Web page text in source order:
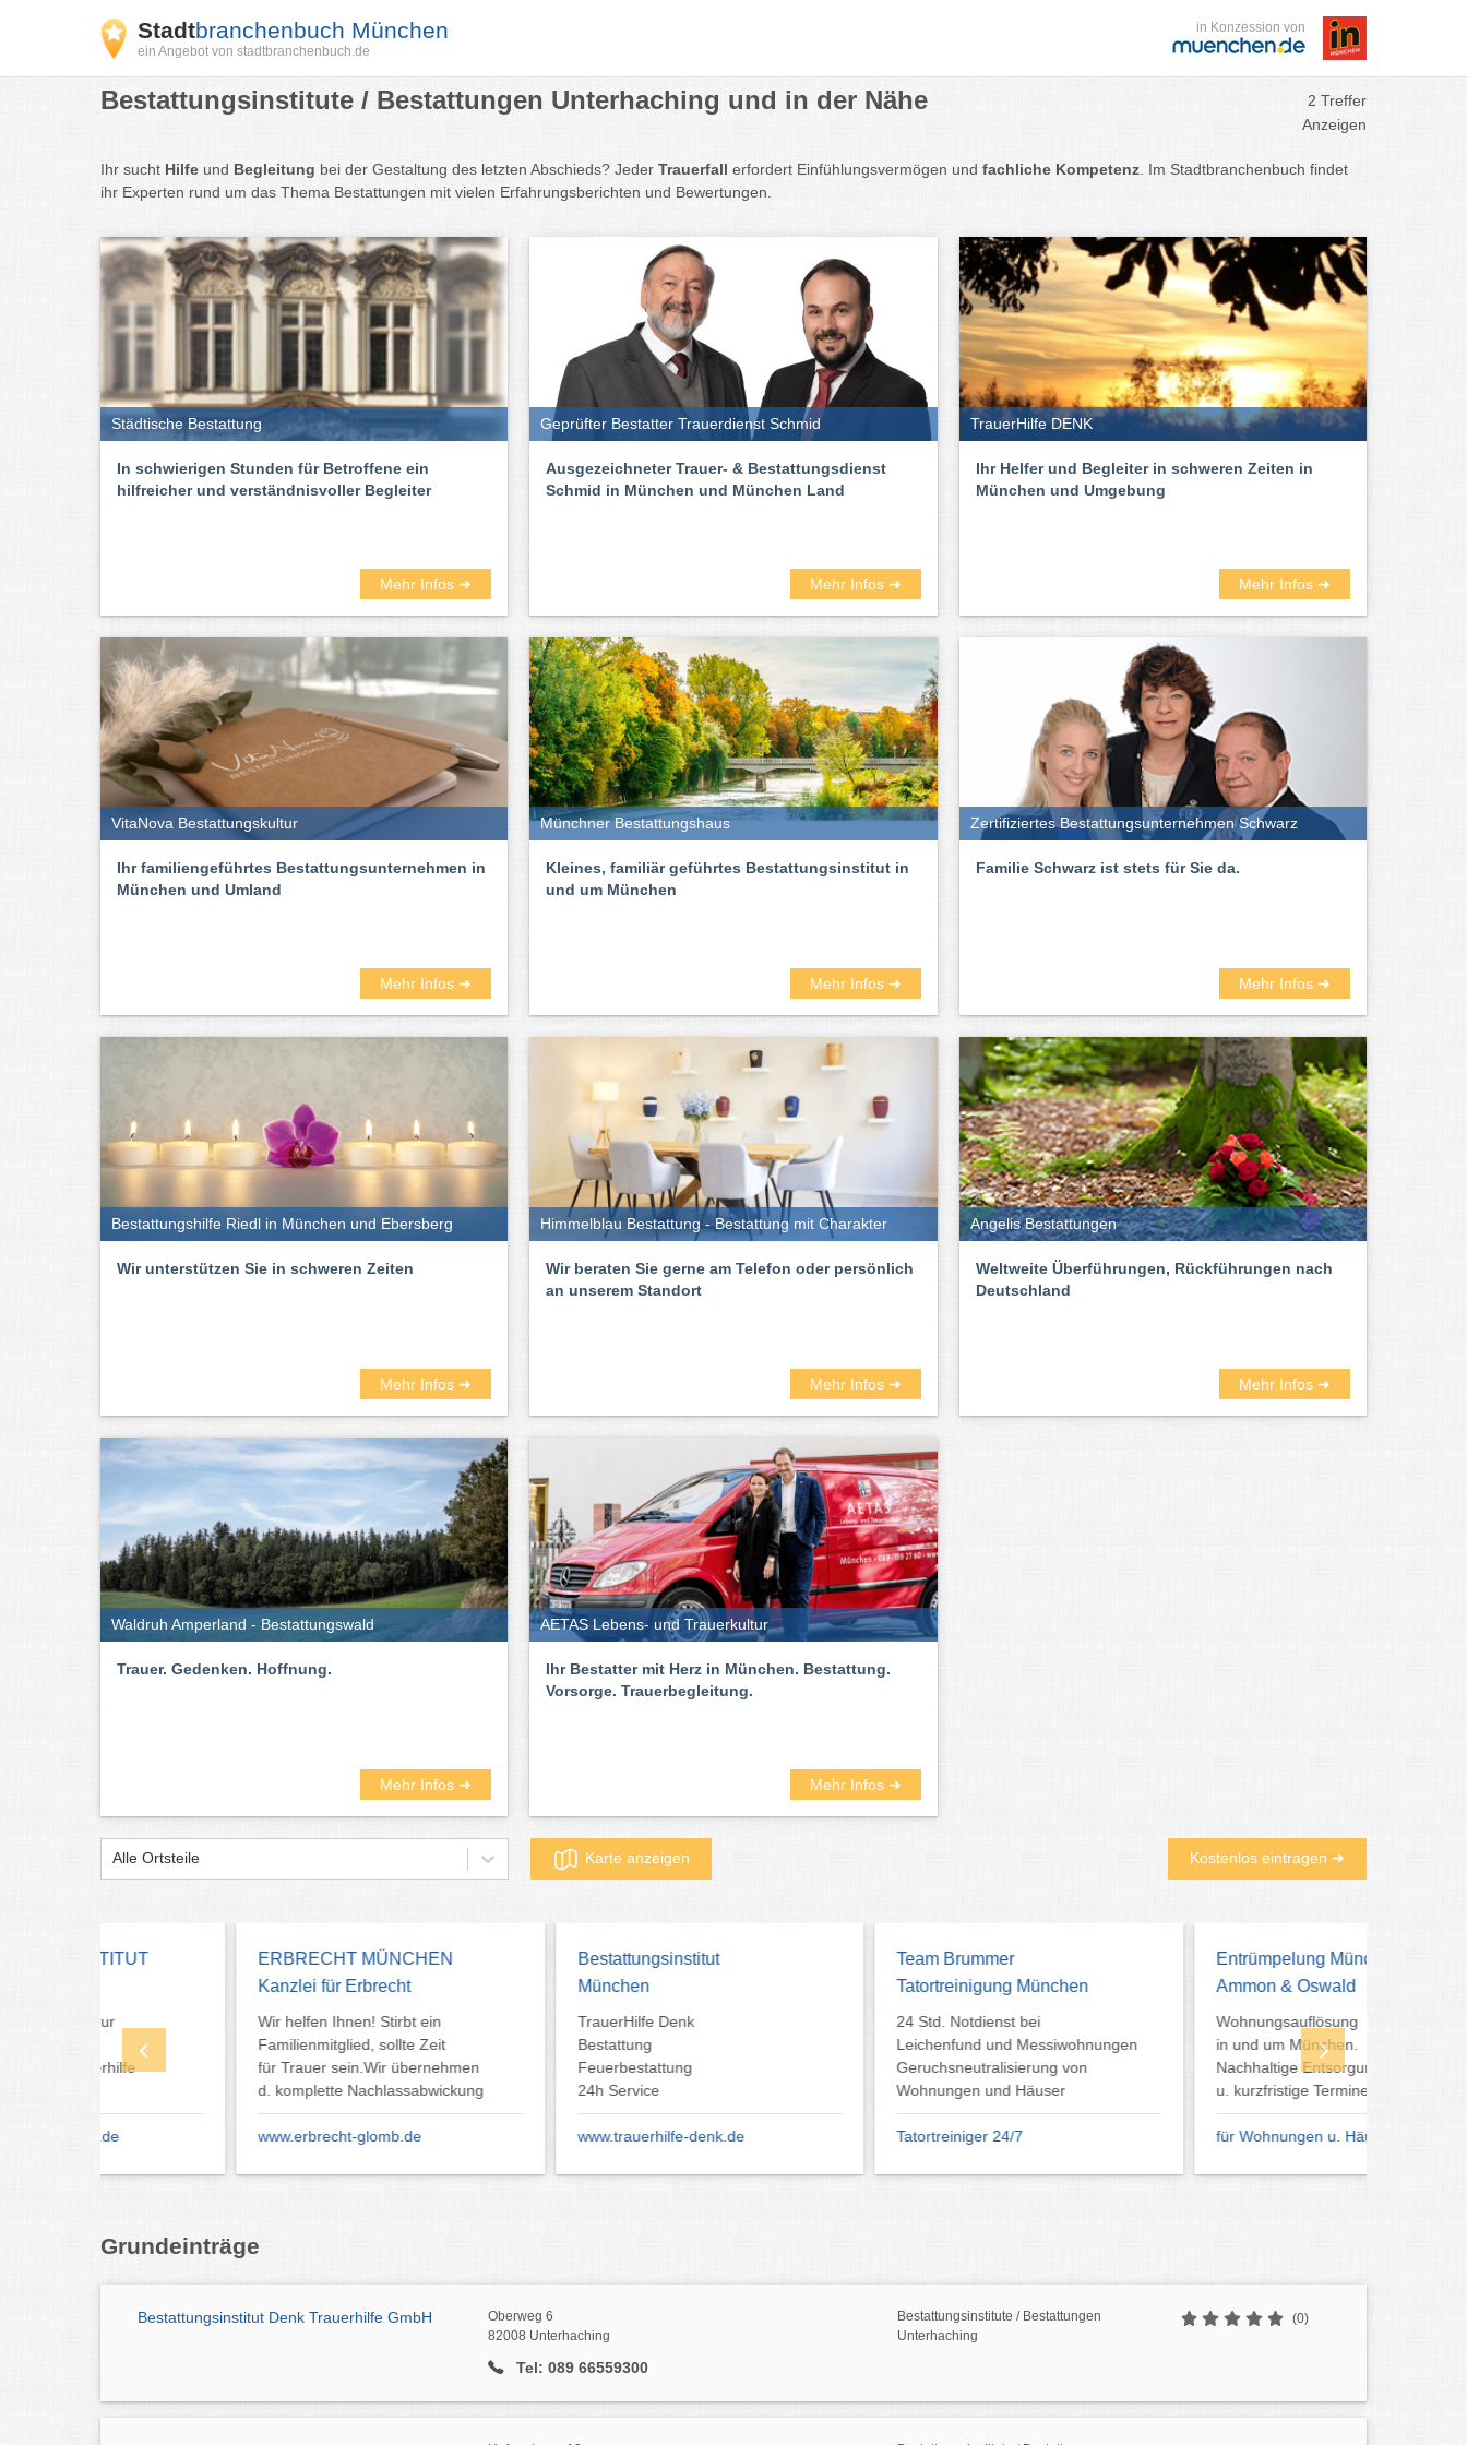
Stadtbranchenbuch München
ein Angebot von stadtbranchenbuch.de
in Konzession von
Bestattungsinstitute / Bestattungen Unterhaching und in der Nähe
2 Treffer
Anzeigen
Ihr sucht Hilfe und Begleitung bei der Gestaltung des letzten Abschieds? Jeder Trauerfall erfordert Einfühlungsvermögen und fachliche Kompetenz . Im Stadtbranchenbuch findet
ihr Experten rund um das Thema Bestattungen mit vielen Erfahrungsberichten und Bewertungen.
Städtische Bestattung
In schwierigen Stunden für Betroffene ein
hilfreicher und verständnisvoller Begleiter
Mehr Infos ➜
Geprüfter Bestatter Trauerdienst Schmid
Ausgezeichneter Trauer- & Bestattungsdienst
Schmid in München und München Land
Mehr Infos ➜
TrauerHilfe DENK
Ihr Helfer und Begleiter in schweren Zeiten in
München und Umgebung
Mehr Infos ➜
VitaNova Bestattungskultur
Ihr familiengeführtes Bestattungsunternehmen in
München und Umland
Mehr Infos ➜
Münchner Bestattungshaus
Kleines, familiär geführtes Bestattungsinstitut in
und um München
Mehr Infos ➜
Zertifiziertes Bestattungsunternehmen Schwarz
Familie Schwarz ist stets für Sie da.
Mehr Infos ➜
Bestattungshilfe Riedl in München und Ebersberg
Wir unterstützen Sie in schweren Zeiten
Mehr Infos ➜
Himmelblau Bestattung - Bestattung mit Charakter
Wir beraten Sie gerne am Telefon oder persönlich
an unserem Standort
Mehr Infos ➜
Angelis Bestattungen
Weltweite Überführungen, Rückführungen nach
Deutschland
Mehr Infos ➜
Waldruh Amperland - Bestattungswald
Trauer. Gedenken. Hoffnung.
Mehr Infos ➜
AETAS Lebens- und Trauerkultur
Ihr Bestatter mit Herz in München. Bestattung.
Vorsorge. Trauerbegleitung.
Mehr Infos ➜
Alle Ortsteile Karte anzeigen Kostenlos eintragen ➜
ERBRECHT MÜNCHEN
Kanzlei für Erbrecht
Wir helfen Ihnen! Stirbt ein
Familienmitglied, sollte Zeit
für Trauer sein.Wir übernehmen
d. komplette Nachlassabwickung
www.erbrecht-glomb.de
Bestattungsinstitut
Bestattung
Feuerbestattung
24h Service
www.trauerhilfe-denk.de
Tatortreinigung München
24 Std. Notdienst bei
Leichenfund und Messiwohnungen
Geruchsneutralisierung von
Wohnungen und Häuser
Entrümpelung München
Ammon & Oswald
Wohnungsauflösung
in und um München.
Nachhaltige Entsorgung
u. kurzfristige Termine
für Wohnungen u. Häuser
Grundeinträge
Bestattungsinstitut Denk Trauerhilfe GmbH
Oberweg 6
82008 Unterhaching
Tel: 089 66559300
Bestattungsinstitute / Bestattungen
Unterhaching
(0)